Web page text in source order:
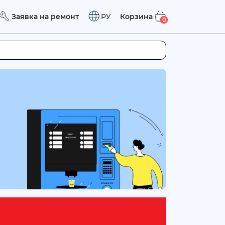
Заявка на ремонт РУ Корзина 0